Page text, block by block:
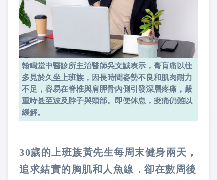
翰鳴堂中醫診所主治醫師吳文誠表示，膏肓痛以往
多見於久坐上班族，因長時間姿勢不良和肌肉耐力
不足，容易在脊椎與肩胛骨內側引發深層疼痛，嚴
重時甚至波及脖子與頭部。即便休息，痠痛仍難以
緩解。
30歲的上班族黃先生每周末健身兩天，
追求結實的胸肌和人魚線，卻在數周後